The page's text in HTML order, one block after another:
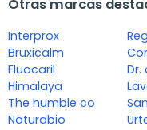
Otras marcas
Interprox
Bruxicalm
Fluocaril
Himalaya
The humble co
Naturabio
Dr.